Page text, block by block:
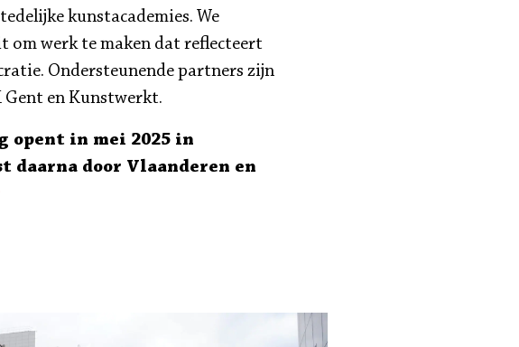
kunstacademies. We
om werk te maken dat reflecteert
Ondersteunende partners zijn
Gent en Kunstwerkt.
opent in mei 2025 in
daarna door Vlaanderen en